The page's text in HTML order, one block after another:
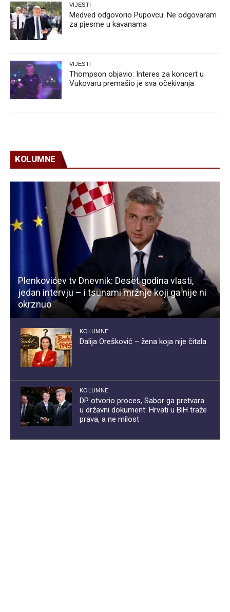
VIJESTI
Medved odgovorio Pupovcu: Ne odgovaram
za pjesme u kavanama
VIJESTI
Thompson objavio: Interes za koncert u
Vukovaru premašio je sva očekivanja
KOLUMNE
Plenkovićev tv Dnevnik: Deset godina vlasti,
jedan intervju – i tsunami mržnje koji ga nije ni
okrznuo
KOLUMNE
Dalija Orešković – žena koja nije čitala
KOLUMNE
DP otvorio proces, Sabor ga pretvara
u državni dokument: Hrvati u BiH traže
prava, a ne milost